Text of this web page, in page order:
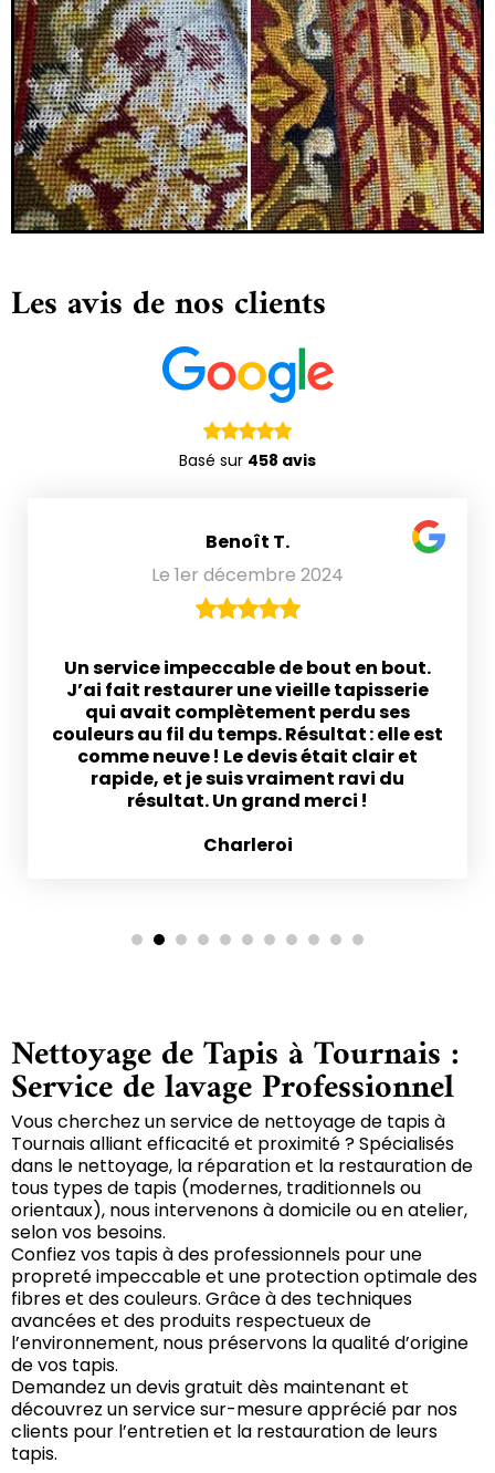
Les avis de nos clients
Basé sur 458 avis
Benoît T.
Le 1er décembre 2024
Un service impeccable de bout en bout.
J’ai fait restaurer une vieille tapisserie
qui avait complètement perdu ses
couleurs au fil du temps. Résultat : elle est
comme neuve ! Le devis était clair et
rapide, et je suis vraiment ravi du
résultat. Un grand merci !
Charleroi
1 2 3
Nettoyage de Tapis à Tournais :
Service de lavage Professionnel
Vous cherchez un service de nettoyage de tapis à
Tournais alliant efficacité et proximité ? Spécialisés
dans le nettoyage, la réparation et la restauration de
tous types de tapis (modernes, traditionnels ou
orientaux), nous intervenons à domicile ou en atelier,
selon vos besoins.
Confiez vos tapis à des professionnels pour une
propreté impeccable et une protection optimale des
fibres et des couleurs. Grâce à des techniques
avancées et des produits respectueux de
l’environnement, nous préservons la qualité d’origine
de vos tapis.
Demandez un devis gratuit dès maintenant et
découvrez un service sur-mesure apprécié par nos
clients pour l’entretien et la restauration de leurs
tapis.